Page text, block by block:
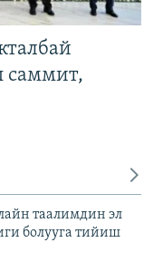
саммит,
таалимдин эл
болууга тийиш